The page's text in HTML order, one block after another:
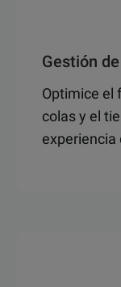
Gestión
Optimice el
colas y el
experiencia